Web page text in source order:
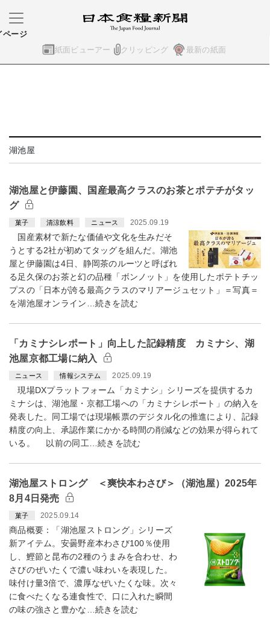
紙面ビューアー クリッピング 最新の紙面
ページ
湖池屋
湖池屋と伊藤園、国産最高クラスのお茶とポテチがタッ
グ
菓子 清涼飲料 ニュース 2025.09.19
国産素材で新たな価値や文化を生みだそ
うとする2社が初めてタッグを組んだ。湖池
屋と伊藤園は4日、静岡茶のルーツと呼ばれ
る足久保のお茶と幻の品種「ボンノット」を使用したポテトチッ
プスの「日本が誇る最高クラスのマリアージュセット」＝写真＝
を湖池屋オンライン…続きを読む
「カミナシレポート」向上した記録精度 カミナシ、湖
池屋京都工場に納入
ニュース 情報システム 2025.09.19
現場DXプラットフォーム「カミナシ」シリーズを提供するカ
ミナシは、湖池屋・京都工場への「カミナシレポート」の納入を
発表した。同工場では現場帳票のデジタル化の推進により、記録
精度の向上、承認作業にかかる時間の削減などの効果が得られて
いる。 以前の同工…続きを読む
湖池屋ストロング ＜爽快本わさび＞（湖池屋）2025年
8月4日発売
菓子 2025.09.14
商品概要：「湖池屋ストロング」シリーズ
新アイテム。安曇野産本わさび100％使用
し、鰹節と昆布の2種のうまみを合わせ、わ
さびのぜいたくで濃い味わいを表現した。
味付け量3倍で、濃厚なぜいたくな味。次々
に食べたくなる連食性で、口に入れた瞬間
の味の強さと豊かな…続きを読む